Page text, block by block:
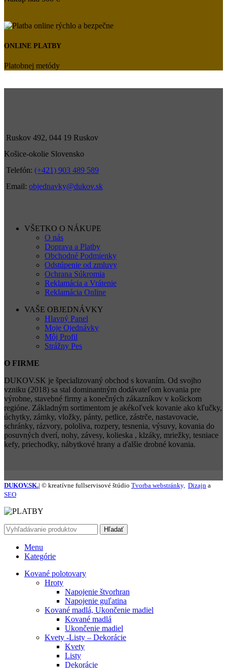
ONLINE PLATBY
Platobnej metódy
Ruskov 492, 044 19 Ruskov
Košice-okolie Slovensko
Telefón: (+421) 903 489 589
Email: objednavky@dukov.sk
VŠETKO O NÁKUPE
O nás
Doprava a Platby
Obchodné Podmienky
Odstúpenie od zmluvy
Ochrana Súkromia
Reklamácia a Vrátenie
Reklamácia Online
VAŠE OBJEDNÁVKY
Hlavný Panel
Moje Ojednávky
Môj Profil
Strážny Pes
O FIRME
DUKOV.SK je špecializovaný obchod s kovaním. Od svojho
vzniku (2018) sa stal dominantným dodávateľom kovania pre
výrobne, stavebné firmy a konečných zákazníkov v košickom
regióne. Základným sortimentom je akékoľvek kovanie ako kľučky,
úchytky, zámky, vložky, pánty, petlice, zástrče, nastavovacie,
schránky, rázvory, pololiva, rozpery, tesnenia, výsuvy, kovania do
posuvných dverí, nohy, závesy, kolieska , klzáky, mriežky, tesniace
kefy, priechodky, nábytkové hrany a ďalšie drobné kovania.
DUKOV.SK.| © kreatívne fullservisové štúdio Tvorba webstránky, Dizajn a
SEO
Hľadať
Menu
Kategórie
Kované polotovary
Hroty
Napojenie štvorhran
Napojenie guľatina
Kované madlá, Ukončenie madiel
Kované madlá
Ukončenie madiel
Kvety -Listy – Dekorácie
Kvety
Listy
Dekorácie